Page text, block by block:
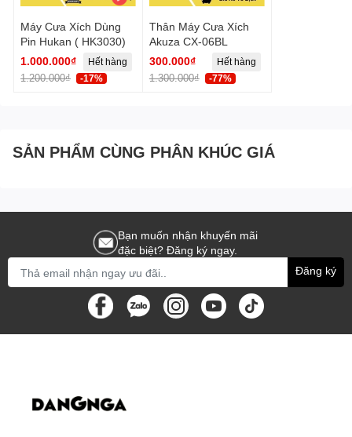
Máy Cưa Xích Dùng
Pin Hukan ( HK3030)
1.000.000₫
1.200.000₫ -17%
Hết hàng
Thân Máy Cưa Xích
Akuza CX-06BL
300.000₫
1.300.000₫ -77%
Hết hàng
SẢN PHẨM CÙNG PHÂN KHÚC GIÁ
Bạn muốn nhận khuyến mãi
đặc biệt? Đăng ký ngay.
Đăng ký